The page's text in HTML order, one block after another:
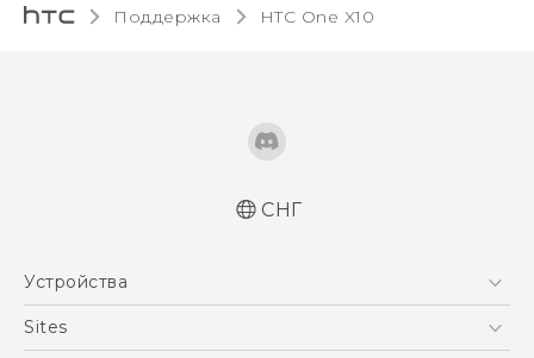
Поддержка HTC One X10‎
Русский - Руководство пользователя
соответствию стандартам
СНГ
Устройства
5G
Sites